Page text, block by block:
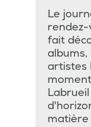
Le
rendez-
fait
albums,
artistes
matière